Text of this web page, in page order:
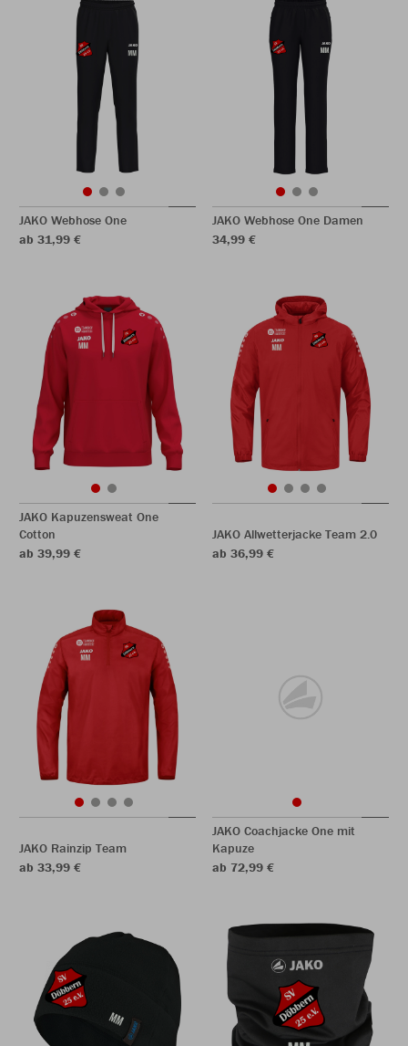
JAKO Webhose One
ab 31,99 €
JAKO Webhose One Damen
34,99 €
JAKO Kapuzensweat One
Cotton
ab 39,99 €
JAKO Allwetterjacke Team 2.0
ab 36,99 €
JAKO Rainzip Team
ab 33,99 €
JAKO Coachjacke One mit
Kapuze
ab 72,99 €